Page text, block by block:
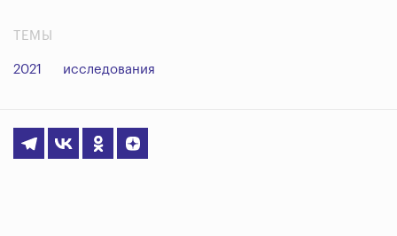
ТЕМЫ
2021 исследования